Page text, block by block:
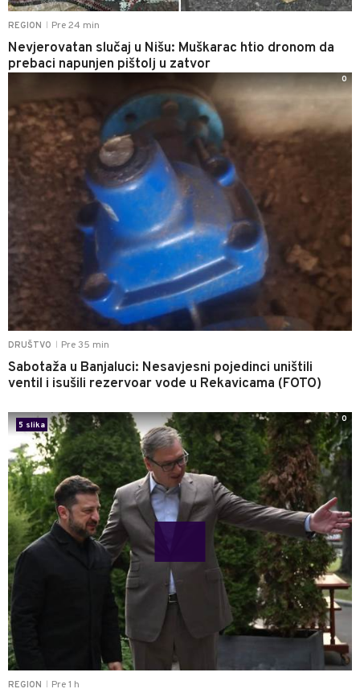
REGION Pre 24 min
Nevjerovatan slučaj u Nišu: Muškarac htio dronom da
prebaci napunjen pištolj u zatvor
DRUŠTVO Pre 35 min
Sabotaža u Banjaluci: Nesavjesni pojedinci uništili
ventil i isušili rezervoar vode u Rekavicama (FOTO)
0
REGION Pre 1 h
5 slika
0